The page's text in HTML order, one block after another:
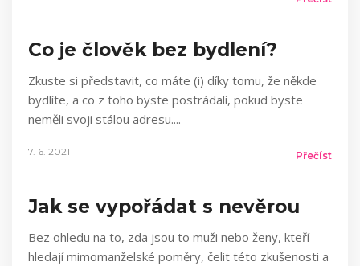
Co je člověk bez bydlení?
Zkuste si představit, co máte (i) díky tomu, že někde
bydlíte, a co z toho byste postrádali, pokud byste
neměli svoji stálou adresu.
Přečíst
7. 6. 2021
Jak se vypořádat s nevěrou
Bez ohledu na to, zda jsou to muži nebo ženy, kteří
hledají mimomanželské poměry, čelit této zkušenosti a